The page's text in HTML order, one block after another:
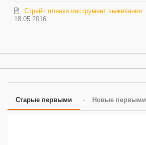
18.05.2016
Стрейч пленка инструмент выживания
Старые первыми Новые первыми